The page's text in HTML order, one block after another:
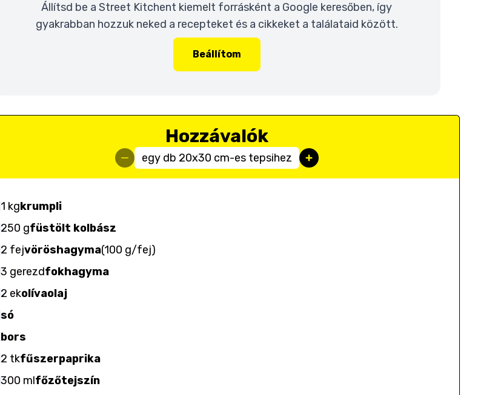
Állítsd be a Street Kitchent kiemelt forrásként a Google keresőben, így
gyakrabban hozzuk neked a recepteket és a cikkeket a találataid között.
Beállítom
Hozzávalók
egy db 20x30 cm-es tepsihez
1 kgkrumpli
250 gfüstölt kolbász
2 fejvöröshagyma(100 g/fej)
3 gerezdfokhagyma
2 ekolívaolaj
só
bors
2 tkfűszerpaprika
300 mlfőzőtejszín